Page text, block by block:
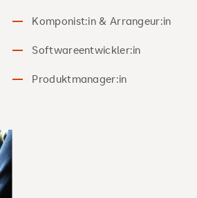
Komponist:in & Arrangeur:in
Softwareentwickler:in
Produktmanager:in